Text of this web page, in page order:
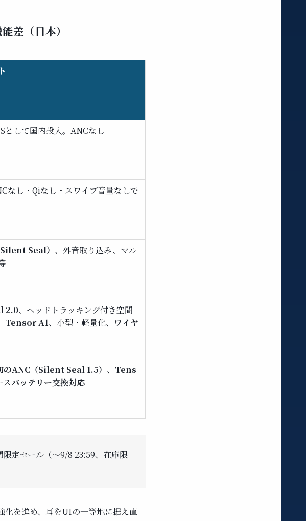
差（日本）
として国内投入。ANCなし
なし・Qiなし・スワイプ音量なしで
Seal） 、外音取り込み、マル
2.0、ヘッドトラッキング付き空間
Tensor A1、小型・軽量化、 ワイヤ
のANC（Silent Seal 1.5） 、 Tens
スバッテリー交換対応
限定セール（〜9/8 23:59、在庫限
を進め、耳をUIの一等地に据え直